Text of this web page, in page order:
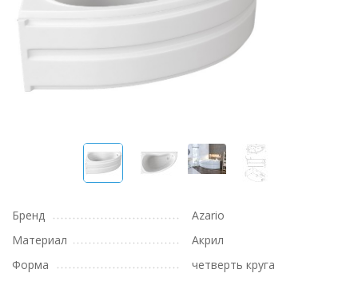
Бренд
Azario
Материал
Акрил
Форма
четверть круга